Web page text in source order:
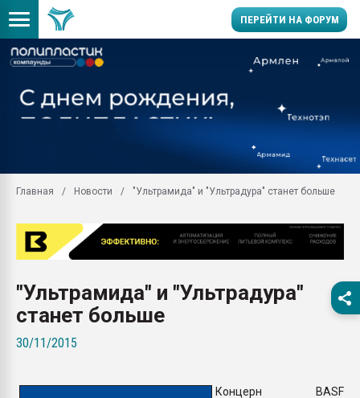
ПЕРЕЙТИ НА ФОРУМ
заводу пластмасс"
Помощь в подборе
Вакуум-формовочные
ближайшее
первый план в
пластмасс
бутылок
Главная Новости "Ультрамида" и "Ультрадура" станет больше
"Ультрамида" и "Ультрадура"
станет больше
30/11/2015
Концерн BASF